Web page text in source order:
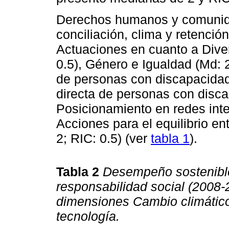
Derechos humanos y
conciliación, clima y
Actuaciones en cuanto a
0.5), Género e Igualdad (Md:
de personas con
directa de personas con
Posicionamiento en redes
Acciones para el equilibrio
2; RIC: 0.5) (ver tabla 1).
Tabla 2 Desempeño
responsabilidad social
dimensiones Cambio
tecnología.